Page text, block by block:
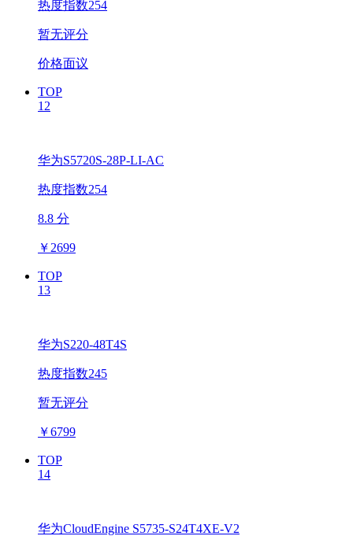
热度指数254
暂无评分
价格面议
TOP
12
华为S5720S-28P-LI-AC
热度指数254
8.8 分
￥ 2699
TOP
13
华为S220-48T4S
热度指数245
暂无评分
￥6799
TOP
14
华为CloudEngine S5735-S24T4XE-V2